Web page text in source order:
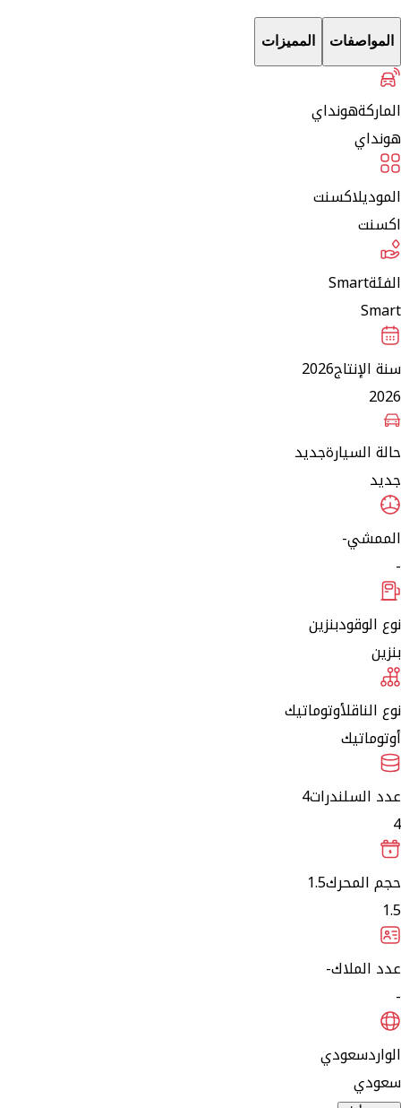
المواصفات المميزات
الماركةهونداي
هونداي
الموديلاكسنت
اكسنت
الفئةSmart
Smart
سنة الإنتاج2026
2026
حالة السيارةجديد
جديد
الممشي-
-
نوع الوقودبنزين
بنزين
نوع الناقلأوتوماتيك
أوتوماتيك
عدد السلندرات4
4
حجم المحرك1.5
1.5
عدد الملاك-
-
الواردسعودي
سعودي